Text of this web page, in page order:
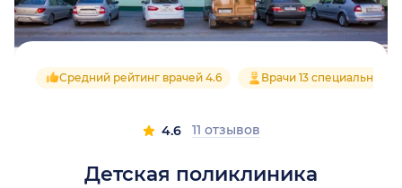
Детская поликлиника
Средний рейтинг врачей 4.6 Врачи 13
4.6 11 отзывов